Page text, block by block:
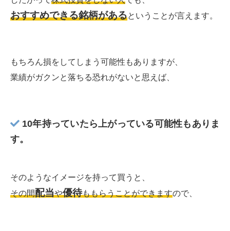
おすすめできる銘柄があるということが言えます。
もちろん損をしてしまう可能性もありますが、
業績がガクンと落ちる恐れがないと思えば、
10年持っていたら上がっている可能性もありま
す。
そのようなイメージを持って買うと、
その間配当や優待ももらうことができますので、